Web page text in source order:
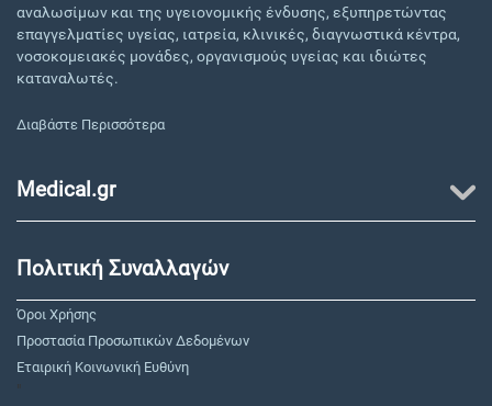
αναλωσίμων και της υγειονομικής ένδυσης, εξυπηρετώντας
επαγγελματίες υγείας, ιατρεία, κλινικές, διαγνωστικά κέντρα,
νοσοκομειακές μονάδες, οργανισμούς υγείας και ιδιώτες
καταναλωτές.
Διαβάστε Περισσότερα
Medical.gr
Πολιτική Συναλλαγών
Όροι Χρήσης
Προστασία Προσωπικών Δεδομένων
Εταιρική Κοινωνική Ευθύνη
"